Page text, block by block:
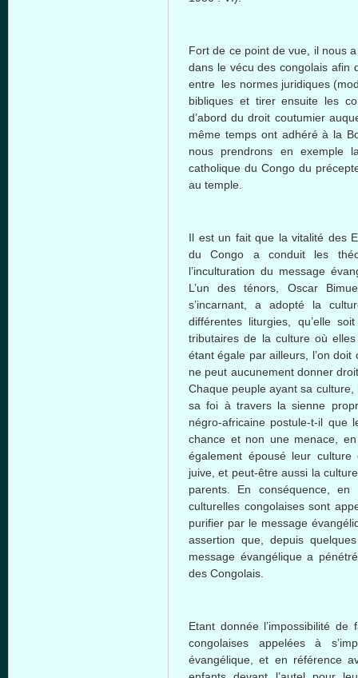
Fort de ce point de vue, il nous
dans le vécu des congolais afin
entre les normes juridiques
bibliques et tirer ensuite les
d’abord du droit coutumier
même temps ont adhéré à la
nous prendrons en exemple
catholique du Congo du
au temple.
Il est un fait que la vitalité des
du Congo a conduit les
l’inculturation du message
L’un des ténors, Oscar
s’incarnant, a adopté la
différentes liturgies, qu’elle
tributaires de la culture où
étant égale par ailleurs, l’on
ne peut aucunement donner
Chaque peuple ayant sa
sa foi à travers la sienne
négro-africaine postule-t-il que
chance et non une menace,
également épousé leur
juive, et peut-être aussi la
parents. En conséquence,
culturelles congolaises sont
purifier par le message
assertion que, depuis
message évangélique a
des Congolais.
Etant donnée l’impossibilité
congolaises appelées à
évangélique, et en référence